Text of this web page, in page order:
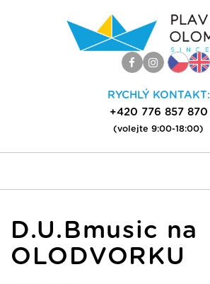
RYCHLÝ KONTAKT:
+420 776 857 870
(volejte 9:00-18:00)
D.U.Bmusic na
OLODVORKU